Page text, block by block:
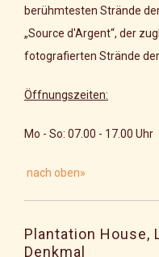
berühmtesten Strände
„Source d'Argent“, der
fotografierten Strände der
Öffnungszeiten:
Mo - So: 07.00 - 17.00 Uhr
nach oben»
Plantation House,
Denkmal